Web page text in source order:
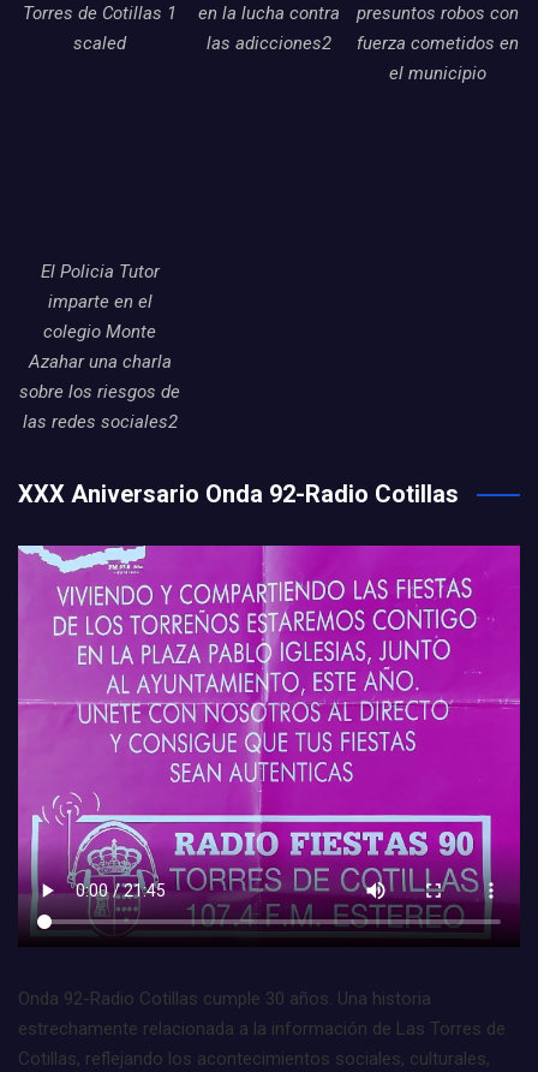
Torres de Cotillas 1
scaled
en la lucha contra
las adicciones2
presuntos robos con
fuerza cometidos en
el municipio
El Policia Tutor
imparte en el
colegio Monte
Azahar una charla
sobre los riesgos de
las redes sociales2
XXX Aniversario Onda 92-Radio Cotillas
Onda 92-Radio Cotillas cumple 30 años. Una historia
estrechamente relacionada a la información de Las Torres de
Cotillas, reflejando los acontecimientos sociales, culturales,